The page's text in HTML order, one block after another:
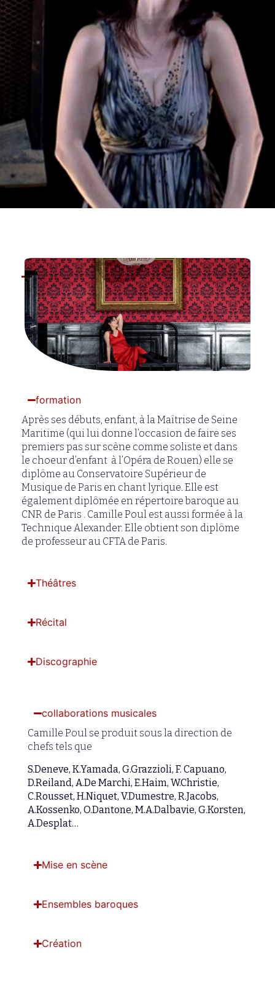
PARCOURS
formation
Après ses débuts, enfant, à la Maîtrise de Seine
Maritime (qui lui donne l’occasion de faire ses
premiers pas sur scène comme soliste et dans
le choeur d’enfant à l’Opéra de Rouen) elle se
diplôme au Conservatoire Supérieur de
Musique de Paris en chant lyrique. Elle est
également diplômée en répertoire baroque au
CNR de Paris . Camille Poul est aussi formée à la
Technique Alexander. Elle obtient son diplôme
de professeur au CFTA de Paris.
Théâtres
Récital
Discographie
collaborations musicales
Camille Poul se produit sous la direction de
chefs tels que
S.Deneve, K.Yamada, G.Grazzioli, F. Capuano,
D.Reiland, A.De Marchi, E.Haim, W.Christie,
C.Rousset, H.Niquet, V.Dumestre, R.Jacobs,
A.Kossenko, O.Dantone, M.A.Dalbavie, G.Korsten,
A.Desplat…
Mise en scène
Ensembles baroques
Création